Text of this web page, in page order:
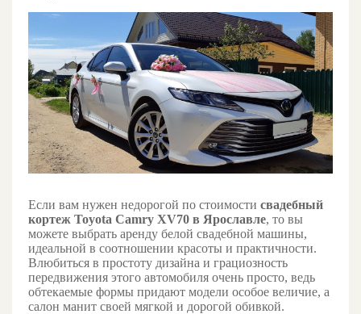
Если вам нужен недорогой по стоимости свадебный
кортеж Toyota Camry XV70 в Ярославле, то вы
можете выбрать аренду белой свадебной машины,
идеальной в соотношении красоты и практичности.
Влюбиться в простоту дизайна и грациозность
передвижения этого автомобиля очень просто, ведь
обтекаемые формы придают модели особое величие, а
салон манит своей мягкой и дорогой обивкой.